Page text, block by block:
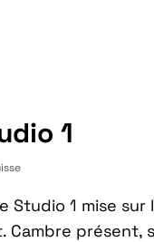
1
Studio 1 mise
présent,